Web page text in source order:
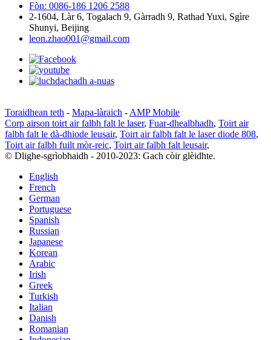
Fòn: 0086-186 1206 2588
2-1604, Làr 6, Togalach 9, Gàrradh 9, Rathad Yuxi, Sgìre
Shunyi, Beijing
leon.zhao001@gmail.com
Toraidhean teth - Mapa-làraich - AMP Mobile
Corp airson toirt air falbh falt le laser, Fuar-dhealbhadh, Toirt air
falbh falt le dà-dhiode leusair, Toirt air falbh falt le laser diode 808,
Toirt air falbh fuilt mòr-reic, Toirt air falbh falt leusair,
© Dlighe-sgrìobhaidh - 2010-2023: Gach còir glèidhte.
English
French
German
Portuguese
Spanish
Russian
Japanese
Korean
Arabic
Irish
Greek
Turkish
Italian
Danish
Romanian